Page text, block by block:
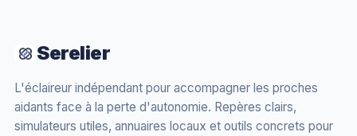
Serelier
L'éclaireur indépendant pour accompagner les proches
aidants face à la perte d'autonomie. Repères clairs,
simulateurs utiles, annuaires locaux et outils concrets pour